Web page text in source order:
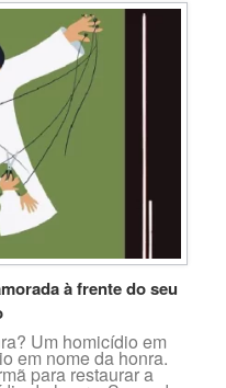
à frente do seu
Um homicídio em
em nome da honra.
para restaurar a